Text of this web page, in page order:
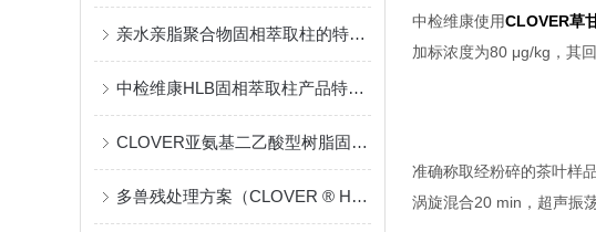
亲水亲脂聚合物固相萃取柱的特点和主要应用领域
中检维康HLB固相萃取柱产品特征知多少
CLOVER亚氨基二乙酸型树脂固相萃取柱产品详细说明
多兽残处理方案（CLOVER ® HLB净化柱）的相关介绍
中检维康使用CLOVER草
加标浓度为80 μg/kg，其
准确称取经粉碎的茶叶样
涡旋混合20 min，超声振